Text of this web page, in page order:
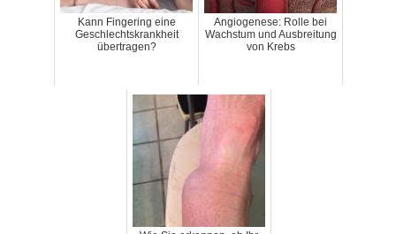
Kann Fingering eine
Geschlechtskrankheit
übertragen?
Angiogenese: Rolle bei
Wachstum und Ausbreitung
von Krebs